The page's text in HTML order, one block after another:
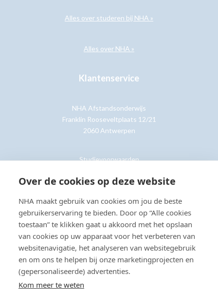
Over de cookies op deze website
NHA maakt gebruik van cookies om jou de beste
gebruikerservaring te bieden. Door op “Alle cookies
toestaan” te klikken gaat u akkoord met het opslaan
van cookies op uw apparaat voor het verbeteren van
websitenavigatie, het analyseren van websitegebruik
en om ons te helpen bij onze marketingprojecten en
(gepersonaliseerde) advertenties.
Kom meer te weten
Alles over studeren bij NHA »
Alles over NHA »
Klantenservice
NHA Afstandsonderwijs
Franklin Rooseveltplaats 12/21
2060 Antwerpen
Studievoorwaarden
Klantenservice »
© Copyright 2026 NHA Privacy- en cookieverklaring
Sitemap
Toegankelijkheidsverklaring